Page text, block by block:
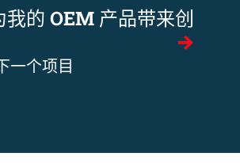
我的 OEM 产品带来创
一个项目